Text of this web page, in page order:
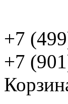
+7
+7